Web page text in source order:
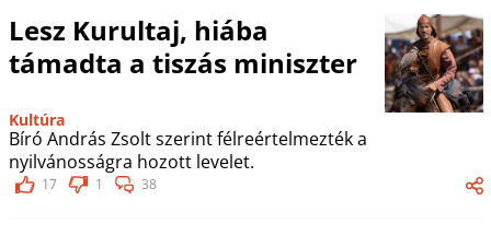
Lesz Kurultaj, hiába
támadta a tiszás miniszter
Kultúra
Bíró András Zsolt szerint félreértelmezték a
nyilvánosságra hozott levelet.
17 1 38